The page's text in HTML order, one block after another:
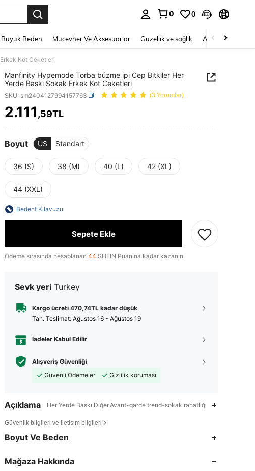
0 0
Büyük Beden Mücevher Ve Aksesuarlar Güzellik ve sağlık Ayakkabı
Kot Ceketleri
Manfinity Hypemode Torba büzme ipi Cep Bitkiler Her
Yerde Baskı Sokak Erkek Kot Ceketleri
SKU: sm2404127994157763 (3 Yorumlar)
PRICE AND AVAILABILITY
2.111,59TL
Boyut US Standart
36 (S) 38 (M) 40 (L) 42 (XL)
44 (XXL)
Bedent Kılavuzu
Sepete Ekle
Ödeme sırasında hesaplanan 44 SHEIN Puanına kadar kazanın.
Sevk yeri Turkey
Kargo ücreti 470,74TL kadar düşük
Tah. Teslimat: Ağustos 16 - Ağustos 19
İadeler Kabul Edilir
Alışveriş Güvenliği
Güvenli Ödemeler
Gizlilik koruması
Açıklama Her Yerde Baskı,Diğer,Avant-garde trend-sokak rahatlığı
Güvenlik bilgileri ve iletişim bilgileri
Boyut Ve Beden
Mağaza Hakkında
4,85